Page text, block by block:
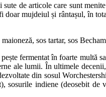
de articole care sunt
mujdeiul și rântașul, în
sos tartar, sos
fermentat în foarte multă
ale lumii. În ultimele
din sosul
sosurile indiene (deosebit de